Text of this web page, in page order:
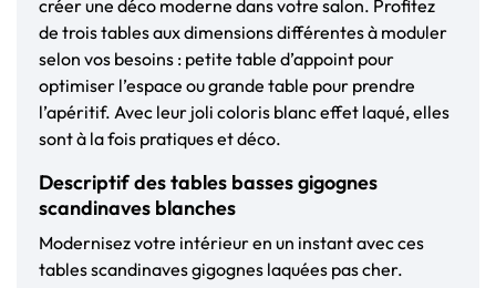
créer une déco moderne dans votre salon. Profitez
de trois tables aux dimensions différentes à moduler
selon vos besoins : petite table d’appoint pour
optimiser l’espace ou grande table pour prendre
l’apéritif. Avec leur joli coloris blanc effet laqué, elles
sont à la fois pratiques et déco.
Descriptif des tables basses gigognes
scandinaves blanches
Modernisez votre intérieur en un instant avec ces
tables scandinaves gigognes laquées pas cher.